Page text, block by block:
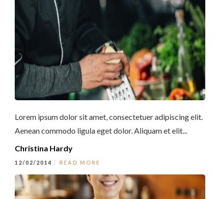
Lorem ipsum dolor sit amet, consectetuer adipiscing elit.
Aenean commodo ligula eget dolor. Aliquam et elit...
Christina Hardy
12/02/2014 READ MORE